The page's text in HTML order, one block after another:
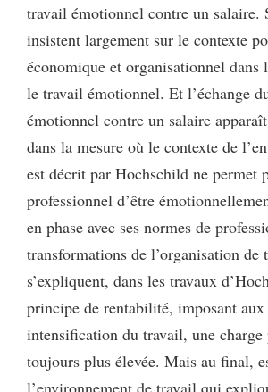
travail émotionnel contre un salaire.
insistent largement sur le contexte
économique et organisationnel dans
le travail émotionnel. Et l’échange
émotionnel contre un salaire
dans la mesure où le contexte de
est décrit par Hochschild ne permet
professionnel d’être
en phase avec ses normes de
transformations de l’organisation de
s’expliquent, dans les travaux
principe de rentabilité, imposant aux
intensification du travail, une charge
toujours plus élevée. Mais au final,
l’environnement de travail qui